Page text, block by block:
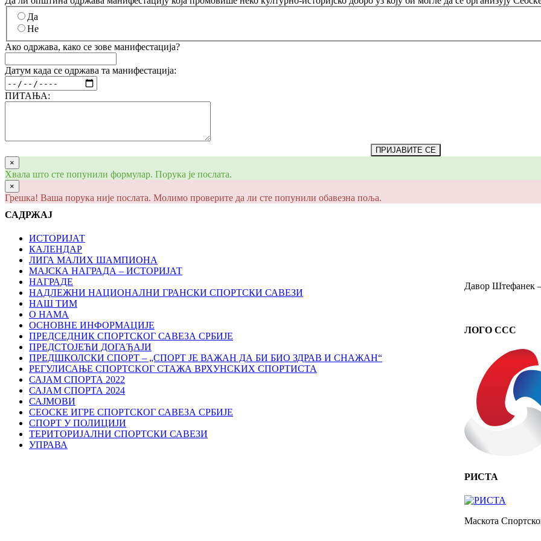
Да
Не
Ако одржава, како се зове манифестација?
Датум када се одржава та манифестација:
ПИТАЊА:
ПРИЈАВИТЕ СЕ
×
Хвала што сте попунили формулар. Порука је послата.
×
Грешка! Ваша порука није послата. Молимо проверите да ли сте попунили обавезна поља.
Давор Штефанек
ЛОГО ССС
РИСТА
Маскота
САДРЖАЈ
ИСТОРИЈАТ
КАЛЕНДАР
ЛИГА МАЛИХ ШАМПИОНА
МАЈСКА НАГРАДА – ИСТОРИЈАТ
НАГРАДЕ
НАДЛЕЖНИ НАЦИОНАЛНИ ГРАНСКИ СПОРТСКИ САВЕЗИ
НАШ ТИМ
О НАМА
ОСНОВНЕ ИНФОРМАЦИЈЕ
ПРЕДСЕДНИК СПОРТСКОГ САВЕЗА СРБИЈЕ
ПРЕДСТОЈЕЋИ ДОГАЂАЈИ
ПРЕДШКОЛСКИ СПОРТ – „СПОРТ ЈЕ ВАЖАН ДА БИ БИО ЗДРАВ И СНАЖАН“
РЕГУЛИСАЊЕ СПОРТСKОГ СТАЖА ВРХУНСKИХ СПОРТИСТА
САЈАМ СПОРТА 2022
САЈАМ СПОРТА 2024
САЈМОВИ
СЕОСКЕ ИГРЕ СПОРТСКОГ САВЕЗА СРБИЈЕ
СПОРТ У ПОЛИЦИЈИ
ТЕРИТОРИЈАЛНИ СПОРТСКИ САВЕЗИ
УПРАВА